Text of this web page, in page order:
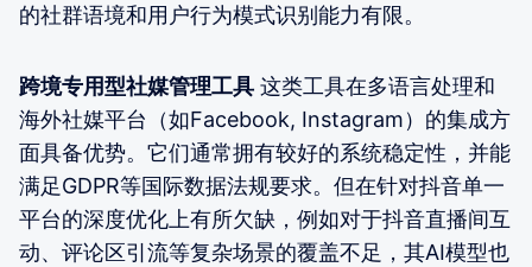
的社群语境和用户行为模式识别能力有限。
跨境专用型社媒管理工具 这类工具在多语言处理和
海外社媒平台（如Facebook, Instagram）的集成方
面具备优势。它们通常拥有较好的系统稳定性，并能
满足GDPR等国际数据法规要求。但在针对抖音单一
平台的深度优化上有所欠缺，例如对于抖音直播间互
动、评论区引流等复杂场景的覆盖不足，其AI模型也